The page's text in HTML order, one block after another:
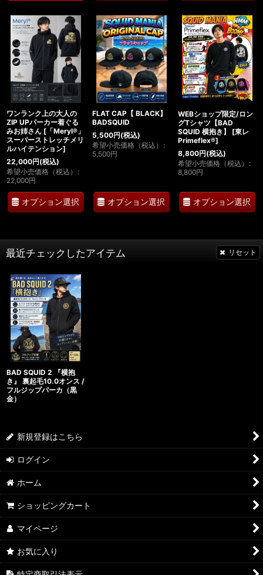
ワンランク上の大人の
ZIP UPパーカー着ぐる
みお姉さん [ 「Meryl®」
スーパーストレッチメリ
ルハイテンション]
22,000円(税込)
希望小売価格（税込） :
22,000円
オプション選択
FLAT CAP【 BLACK】
BADSQUID
5,500円(税込)
希望小売価格（税込） :
5,500円
オプション選択
WEBショップ限定/ロン
グTシャツ【BAD
SQUID 横抱き】
[東レ
Primeflex®]
8,800円(税込)
希望小売価格（税込） :
8,800円
オプション選択
最近チェックしたアイテム リセット
BAD SQUID 2 『横抱
き』 裏起毛10.0オンス /
フルジップパーカ（黒
金）
新規登録はこちら
ログイン
ホーム
ショッピングカート
マイページ
お気に入り